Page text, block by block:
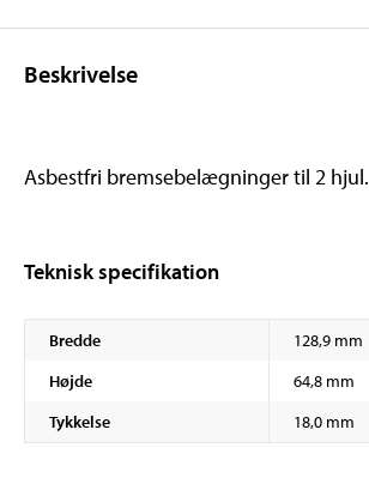
Beskrivelse
Asbestfri bremsebelægninger til 2 hjul.
Teknisk specifikation
Bredde
128,9 mm
Højde
64,8 mm
Tykkelse
18,0 mm